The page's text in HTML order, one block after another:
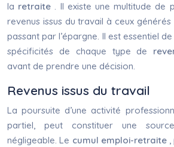
la retraite . Il existe une multitude de
revenus issus du travail à ceux
passant par l’épargne. Il est essentiel
spécificités de chaque type de
avant de prendre une décision.
Revenus issus du travail
La poursuite d’une activité
partiel, peut constituer une
négligeable. Le cumul emploi-retraite